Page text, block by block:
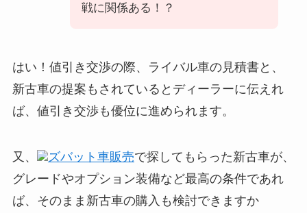
戦に関係ある！？
はい！値引き交渉の際、ライバル車の見積書と、
新古車の提案もされているとディーラーに伝えれ
ば、値引き交渉も優位に進められます。
又、 ズバット車販売で探してもらった新古車が、
グレードやオプション装備など最高の条件であれ
ば、そのまま新古車の購入も検討できますか